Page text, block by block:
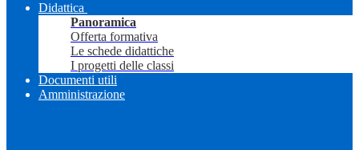
Didattica
Panoramica
Offerta formativa
Le schede didattiche
I progetti delle classi
Documenti utili
Amministrazione